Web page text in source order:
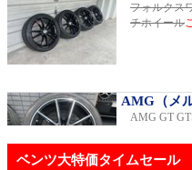
GT53
ケージご成
フォルクス
チホイール
AMG（メ
AMG GT
ベンツ大特価タイムセール